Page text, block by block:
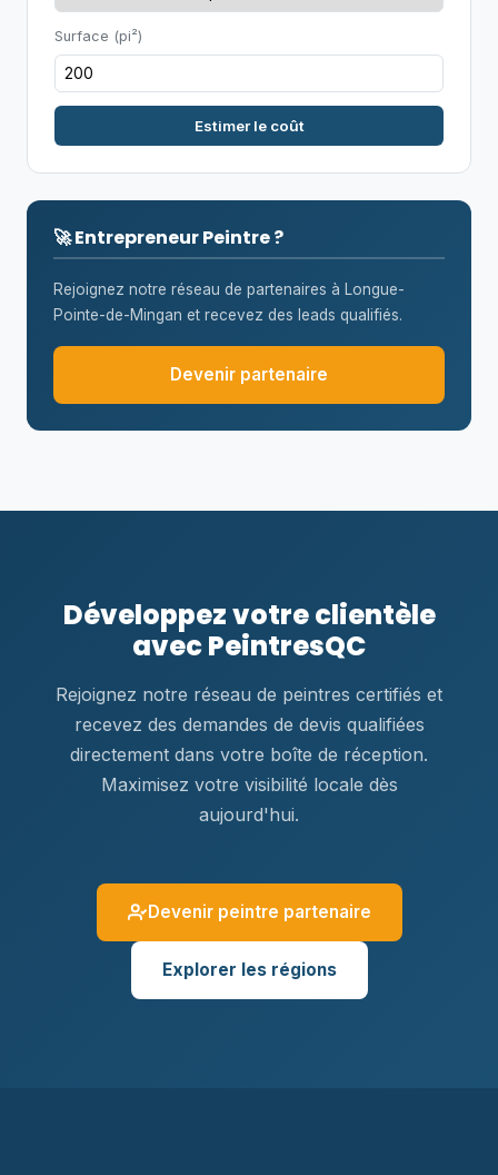
Surface (pi²)
Estimer le coût
🚀 Entrepreneur Peintre ?
Rejoignez notre réseau de partenaires à Longue-
Pointe-de-Mingan et recevez des leads qualifiés.
Devenir partenaire
Développez votre clientèle
avec PeintresQC
Rejoignez notre réseau de peintres certifiés et
recevez des demandes de devis qualifiées
directement dans votre boîte de réception.
Maximisez votre visibilité locale dès
aujourd'hui.
Devenir peintre partenaire
Explorer les régions